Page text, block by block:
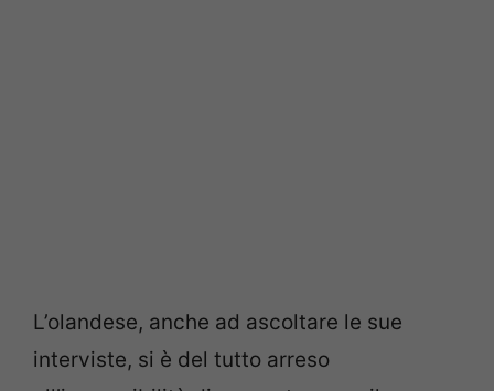
L’olandese, anche ad ascoltare le sue
interviste, si è del tutto arreso